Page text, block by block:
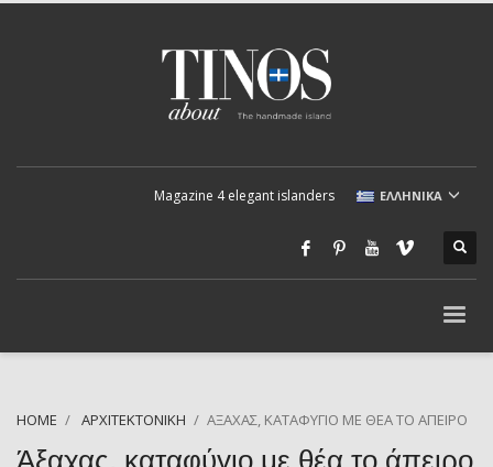
Magazine 4 elegant islanders ΕΛΛΗΝΙΚΆ
HOME ΑΡΧΙΤΕΚΤΟΝΙΚΉ ΆΞΑΧΑΣ, ΚΑΤΑΦΎΓΙΟ ΜΕ ΘΈΑ ΤΟ ΆΠΕΙΡΟ